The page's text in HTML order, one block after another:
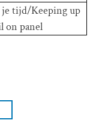
je tijd/Keeping up
on panel